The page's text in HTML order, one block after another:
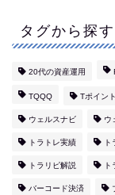
タグから探す
20代の資産運用
TQQQ Tポイント
ウェルスナビ ウ
トラトレ実績 ト
トラリピ解説 ト
バーコード決済